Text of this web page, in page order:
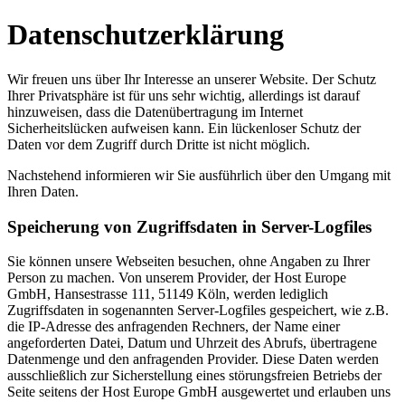
Datenschutzerklärung
Wir freuen uns über Ihr Interesse an unserer Website. Der Schutz
Ihrer Privatsphäre ist für uns sehr wichtig, allerdings ist darauf
hinzuweisen, dass die Datenübertragung im Internet
Sicherheitslücken aufweisen kann. Ein lückenloser Schutz der
Daten vor dem Zugriff durch Dritte ist nicht möglich.
Nachstehend informieren wir Sie ausführlich über den Umgang mit
Ihren Daten.
Speicherung von Zugriffsdaten in Server-Logfiles
Sie können unsere Webseiten besuchen, ohne Angaben zu Ihrer
Person zu machen. Von unserem Provider, der Host Europe
GmbH, Hansestrasse 111, 51149 Köln, werden lediglich
Zugriffsdaten in sogenannten Server-Logfiles gespeichert, wie z.B.
die IP-Adresse des anfragenden Rechners, der Name einer
angeforderten Datei, Datum und Uhrzeit des Abrufs, übertragene
Datenmenge und den anfragenden Provider. Diese Daten werden
ausschließlich zur Sicherstellung eines störungsfreien Betriebs der
Seite seitens der Host Europe GmbH ausgewertet und erlauben uns